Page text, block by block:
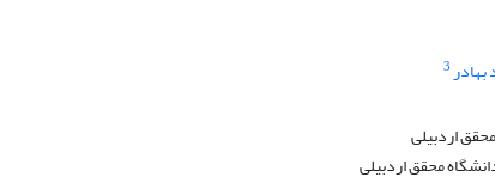
3
اردبیلی
محقق اردبیلی